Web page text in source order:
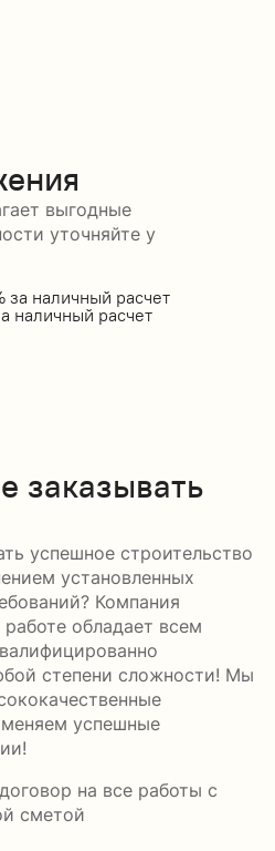
выгодные
уточняйте у
наличный расчет
заказывать
успешное строительство
установленных
Компания
обладает всем
степени сложности! Мы
успешные
на все работы с
сметой